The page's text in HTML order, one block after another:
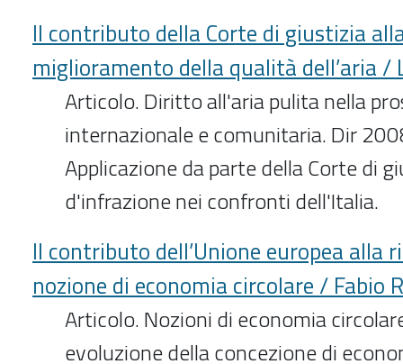
Il contributo della Corte di giustizia
miglioramento della qualità dell’aria /
Articolo. Diritto all'aria pulita nella
internazionale e comunitaria. Dir
Applicazione da parte della Corte di
d'infrazione nei confronti dell'Italia.
Il contributo dell’Unione europea alla
nozione di economia circolare / Fabio
Articolo. Nozioni di economia
evoluzione della concezione di